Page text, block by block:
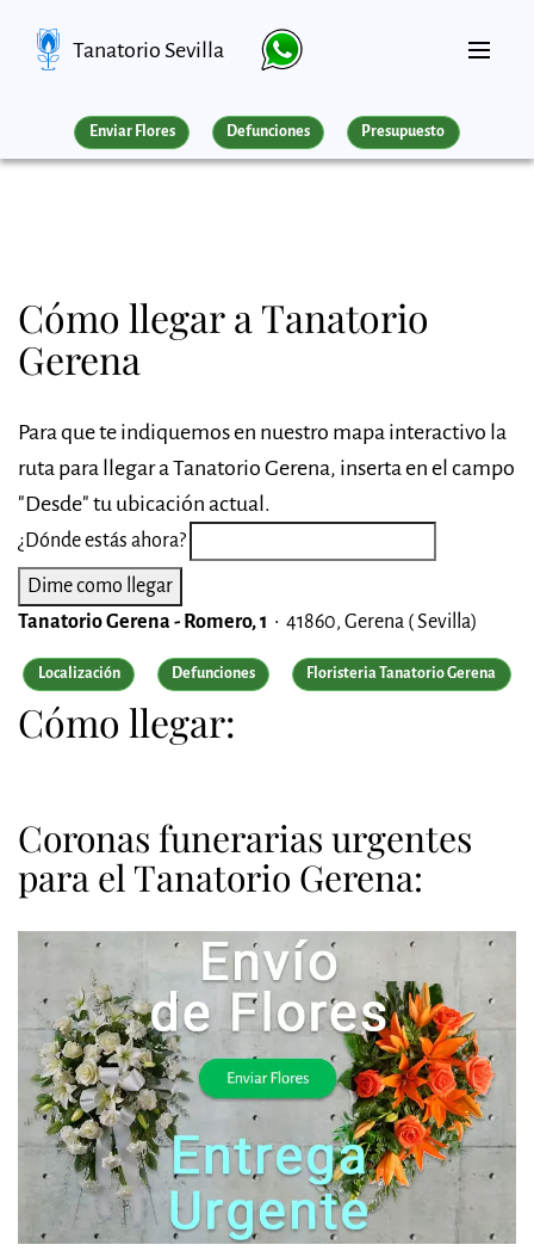
Tanatorio Sevilla
Enviar Flores Defunciones Presupuesto
Cómo llegar a Tanatorio
Gerena
Para que te indiquemos en nuestro mapa interactivo la
ruta para llegar a Tanatorio Gerena, inserta en el campo
"Desde" tu ubicación actual.
¿Dónde estás ahora?
Tanatorio Gerena - Romero, 1 • 41860, Gerena ( Sevilla)
Localización Defunciones Floristeria Tanatorio Gerena
Cómo llegar:
Coronas funerarias urgentes
para el Tanatorio Gerena: